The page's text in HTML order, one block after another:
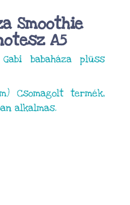
Smoothie
A5
Gabi babaháza plüss
Csomagolt termék,
alkalmas.